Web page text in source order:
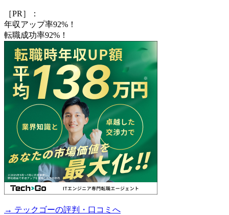
［PR］：
年収アップ率92%！
転職成功率92%！
→ テックゴーの評判・口コミへ